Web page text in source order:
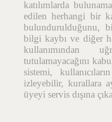
katılımlarda
edilen herhangi bir
bulundurulduğunu,
bilgi kaybı ve diğer
kullanımından
tutulamayacağını
sistemi,
izleyebilir, kurallara
üyeyi servis dışına